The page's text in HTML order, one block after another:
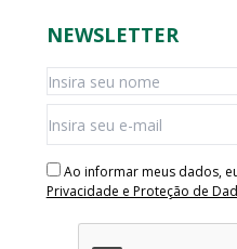
NEWSLETTER
Ao informar meus dados,
Privacidade e Proteção de